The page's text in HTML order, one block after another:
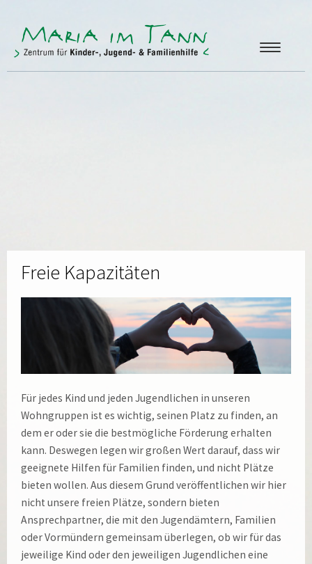
Freie Kapazitäten
Für jedes Kind und jeden Jugendlichen in unseren
Wohngruppen ist es wichtig, seinen Platz zu finden, an
dem er oder sie die bestmögliche Förderung erhalten
kann. Deswegen legen wir großen Wert darauf, dass wir
geeignete Hilfen für Familien finden, und nicht Plätze
bieten wollen. Aus diesem Grund veröffentlichen wir hier
nicht unsere freien Plätze, sondern bieten
Ansprechpartner, die mit den Jugendämtern, Familien
oder Vormündern gemeinsam überlegen, ob wir für das
jeweilige Kind oder den jeweiligen Jugendlichen eine